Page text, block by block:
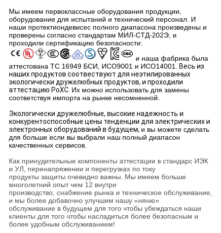
Мы имеем первоклассные оборудования продукции,
оборудование для испытаний и технический персонал. И
наши протектиондевисес полного диапасона произведены и
проверены согласно стандартам МИЛ-СТД-202Э, и
проходили сертификацию безопасности:
и наша фабрика была
аттестована ТС 16949 БСИ, ИСО9001 и ИСО14001. Весь из
наших продуктов соотвествуют для неэтилированных
экологически дружелюбных продуктов, и проходили
аттестацию РоХС. Их можно использовать для замены
соответствуя импорта на рынке несомненной.
Экологически дружелюбные, высокие надежность и
конкурентоспособные цены тенденции для электрических и
электронных оборудований в будущем, и вы можете сделать
для больше если вы выбрали наш полный диапасон
качественных сервисов.
Как принудительные компоненты аттестации в стандарс ИЭК
и УЛ, перенапряжении и перегрузках по току
продукты защиты очевидно важны. Мы имеем больше
многолетний опыт чем 12 внутри
производство, снабжение рынка и техническое обслуживание,
и мы более добавочно улучшим нашу «няню»
обслуживание в будущем для того чтобы убеждаться наши
клиенты для того чтобы насладиться более безопасным и
более удобным обслуживанием!